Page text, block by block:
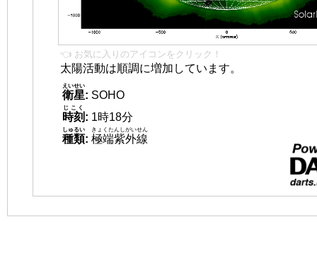
👈 お気に入りのアイコンをクリック！
太陽活動は順調に増加しています。
衛星
えいせい
: SOHO
時刻
じこく
: 1時18分
種類
しゅるい
: 極端紫外線
きょくたんしがいせん